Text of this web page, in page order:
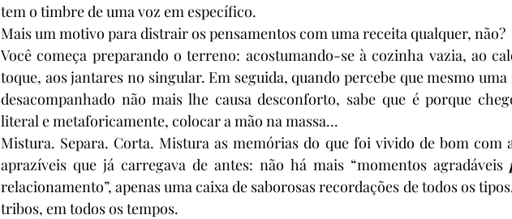
tem o timbre de uma voz em específico.
Mais um motivo para distrair os pensamentos com uma receita qualquer, não?
Você começa preparando o terreno: acostumando-se à cozinha vazia, ao
toque, aos jantares no singular. Em seguida, quando percebe que mesmo uma
desacompanhado não mais lhe causa desconforto, sabe que é porque
literal e metaforicamente, colocar a mão na massa...
Mistura. Separa. Corta. Mistura as memórias do que foi vivido de bom com
aprazíveis que já carregava de antes: não há mais “momentos agradáveis
relacionamento”, apenas uma caixa de saborosas recordações de todos os
tribos, em todos os tempos.